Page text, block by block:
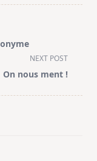
NEXT POST
On nous ment !